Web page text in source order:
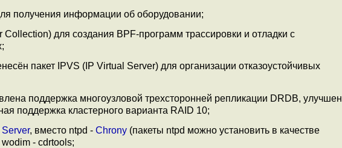
получения информации об оборудовании;
для создания BPF-программ трассировки и отладки с
пакет IPVS (IP Virtual Server) для организации отказоустойчивых
поддержка многоузловой трехсторонней репликации DRDB, улучшен
поддержка кластерного варианта RAID 10;
, вместо ntpd - Chrony (пакеты ntpd можно установить в качестве
- cdrtools;